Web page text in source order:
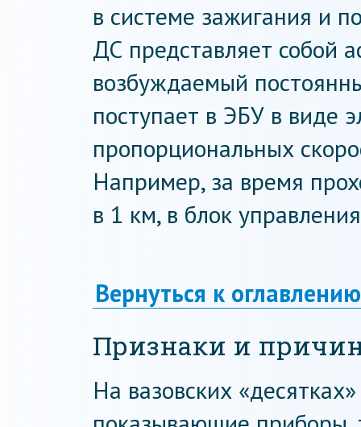
в системе зажигания и
ДС представляет собой
возбуждаемый
поступает в ЭБУ в виде
пропорциональных
Например, за время
в 1 км, в блок
Вернуться к оглавлению
Признаки и
На вазовских